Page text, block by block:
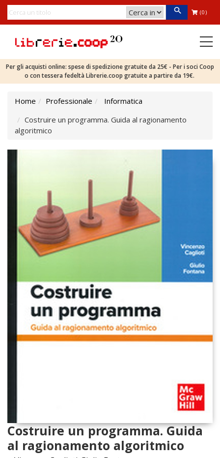
(0)
Per gli acquisti online: spese di spedizione gratuite da 25€ - Per i soci Coop
o con tessera fedeltà Librerie.coop gratuite a partire da 19€.
Home Professionale
Informatica
Costruire un programma. Guida al ragionamento
algoritmico
Costruire un programma. Guida
al ragionamento algoritmico